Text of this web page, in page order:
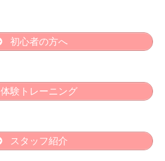
初心者の方へ
体験トレーニング
スタッフ紹介